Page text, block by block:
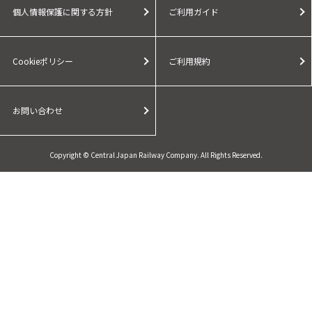
個人情報保護に関する方針 ご利用ガイド
Cookieポリシー ご利用規約
お問い合わせ
Copyright © Central Japan Railway Company. All Rights Reserved.